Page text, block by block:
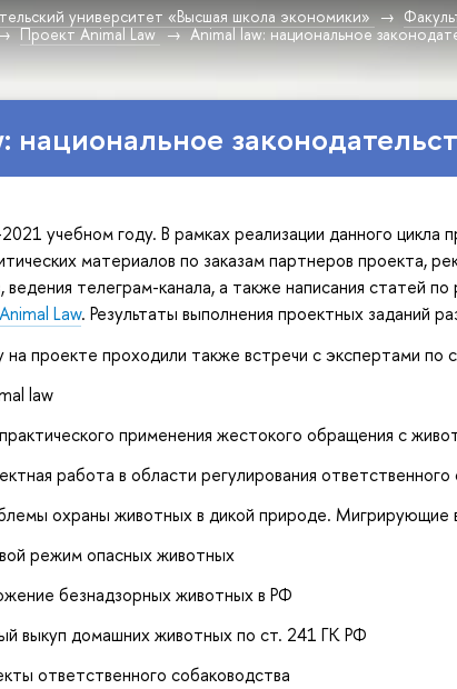
университет «Высшая школа экономики»
Проект Animal Law Animal law: национальное
национальное
учебном году. В рамках реализации данного
материалов по заказам партнеров проекта,
телеграм-канала, а также написания статей
Law. Результаты выполнения проектных заданий
на проекте проходили также встречи с экспертами
law
применения жестокого обращения с
работа в области регулирования
охраны животных в дикой природе. Мигрирующие
режим опасных животных
безнадзорных животных в РФ
выкуп домашних животных по ст. 241 ГК РФ
ответственного собаководства